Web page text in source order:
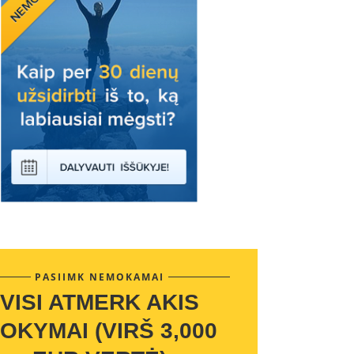
PASIIMK NEMOKAMAI
VISI ATMERK AKIS
(VIRŠ 3,000